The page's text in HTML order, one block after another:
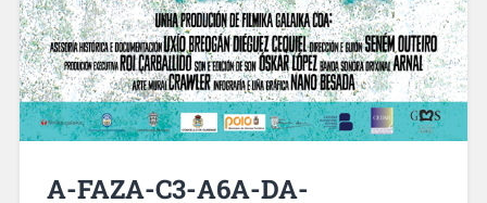
A-FAZA-C3-A6A-DA-